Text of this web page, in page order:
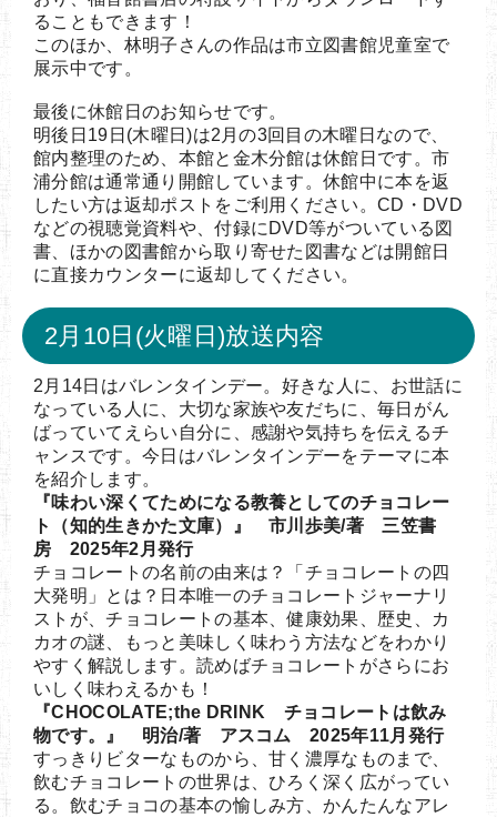
ることもできます！
このほか、林明子さんの作品は市立図書館児童室で
展示中です。
最後に休館日のお知らせです。
明後日19日(木曜日)は2月の3回目の木曜日なので、
館内整理のため、本館と金木分館は休館日です。市
浦分館は通常通り開館しています。休館中に本を返
したい方は返却ポストをご利用ください。CD・DVD
などの視聴覚資料や、付録にDVD等がついている図
書、ほかの図書館から取り寄せた図書などは開館日
に直接カウンターに返却してください。
2月10日(火曜日)放送内容
2月14日はバレンタインデー。好きな人に、お世話に
なっている人に、大切な家族や友だちに、毎日がん
ばっていてえらい自分に、感謝や気持ちを伝えるチ
ャンスです。今日はバレンタインデーをテーマに本
を紹介します。
『味わい深くてためになる教養としてのチョコレー
ト（知的生きかた文庫）』 市川歩美/著 三笠書
房 2025年2月発行
チョコレートの名前の由来は？「チョコレートの四
大発明」とは？日本唯一のチョコレートジャーナリ
ストが、チョコレートの基本、健康効果、歴史、カ
カオの謎、もっと美味しく味わう方法などをわかり
やすく解説します。読めばチョコレートがさらにお
いしく味わえるかも！
『CHOCOLATE;the DRINK チョコレートは飲み
物です。』 明治/著 アスコム 2025年11月発行
すっきりビターなものから、甘く濃厚なものまで、
飲むチョコレートの世界は、ひろく深く広がってい
る。飲むチョコの基本の愉しみ方、かんたんなアレ